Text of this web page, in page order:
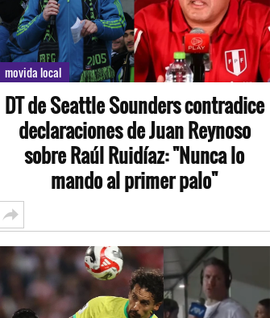
movida local
DT de Seattle Sounders contradice
declaraciones de Juan Reynoso
sobre Raúl Ruidíaz: "Nunca lo
mando al primer palo"